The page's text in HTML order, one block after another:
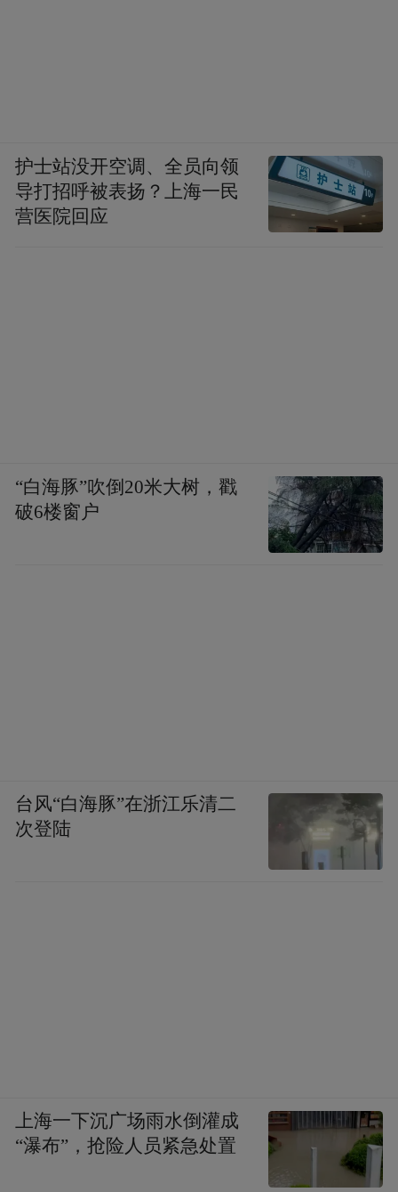
护士站没开空调、全员向领
导打招呼被表扬？上海一民
营医院回应
“白海豚”吹倒20米大树，戳
破6楼窗户
台风“白海豚”在浙江乐清二
次登陆
上海一下沉广场雨水倒灌成
“瀑布”，抢险人员紧急处置